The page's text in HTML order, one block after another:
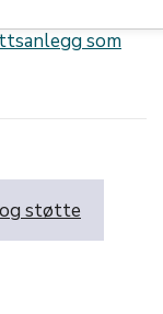
som
støtte